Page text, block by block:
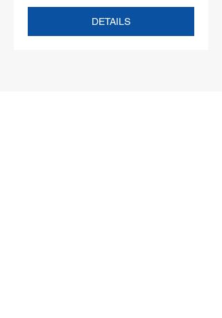
DETAILS